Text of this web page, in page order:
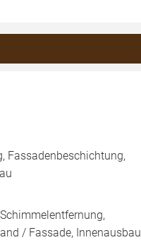
Fassadenbeschichtung,
/ Fassade, Innenausbau